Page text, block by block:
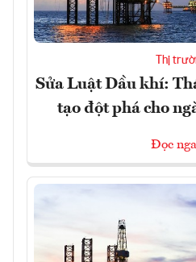
Thị
Sửa Luật Dầu khí:
tạo đột phá cho
Đọc